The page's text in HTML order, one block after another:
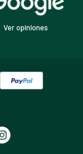
Ver opiniones